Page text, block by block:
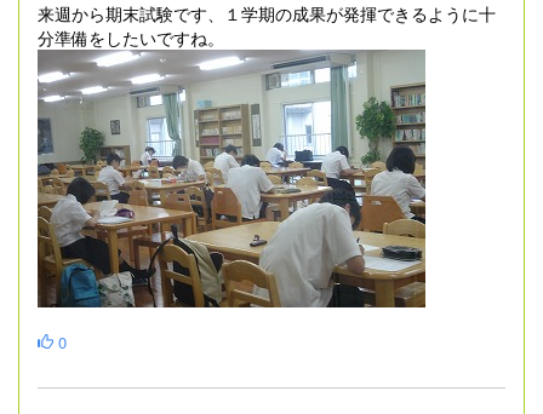
来週から期末試験です、１学期の成果が発揮できるように十
分準備をしたいですね。
0